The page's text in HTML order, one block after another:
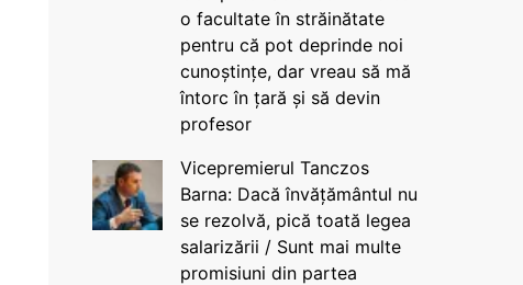
o facultate în străinătate
pentru că pot deprinde noi
cunoștințe, dar vreau să mă
întorc în țară și să devin
profesor
Vicepremierul Tanczos
Barna: Dacă învățământul nu
se rezolvă, pică toată legea
salarizării / Sunt mai multe
promisiuni din partea